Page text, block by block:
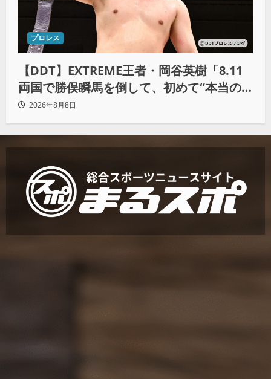
プロレス
【DDT】EXTREME王者・岡谷英樹「8.11
両国で勝俣瞬馬を倒して、初めて“本当の
王者”になれる」
2026年8月8日